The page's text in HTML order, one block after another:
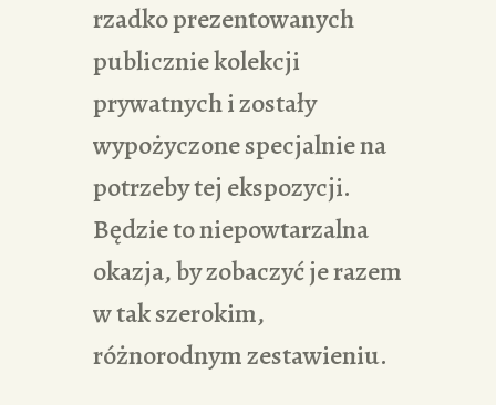
rzadko prezentowanych
publicznie kolekcji
prywatnych i zostały
wypożyczone specjalnie na
potrzeby tej ekspozycji.
Będzie to niepowtarzalna
okazja, by zobaczyć je razem
w tak szerokim,
różnorodnym zestawieniu.